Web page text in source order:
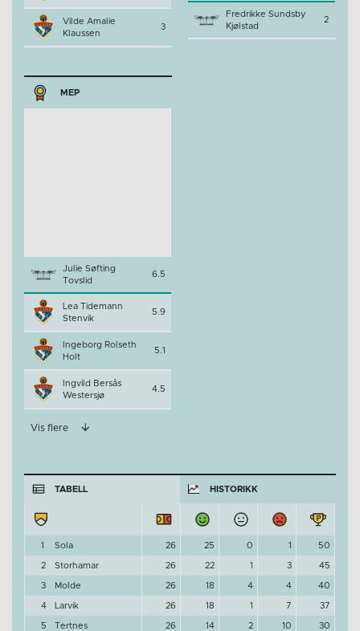
Vilde Amalie
Klaussen
3
Fredrikke Sundsby
Kjølstad
2
MEP
Julie Søfting
Tovslid
6.5
Lea Tidemann
Stenvik
5.9
Ingeborg Rolseth
Holt
5.1
Ingvild Bersås
Westersjø
4.5
Vis flere
TABELL HISTORIKK
1 Sola 26 25 0 1 50
2 Storhamar 26 22 1 3 45
3 Molde 26 18 4 4 40
4 Larvik 26 18 1 7 37
5 Tertnes 26 14 2 10 30